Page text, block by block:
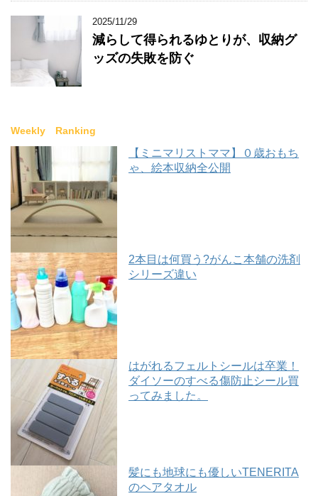
2025/11/29
減らして得られるゆとりが、収納グ
ッズの失敗を防ぐ
Weekly Ranking
【ミニマリストママ】０歳おもち
ゃ、絵本収納全公開
2本目は何買う?がんこ本舗の洗剤
シリーズ違い
はがれるフェルトシールは卒業！
ダイソーのすべる傷防止シール買
ってみました。
髪にも地球にも優しいTENERITA
のヘアタオル